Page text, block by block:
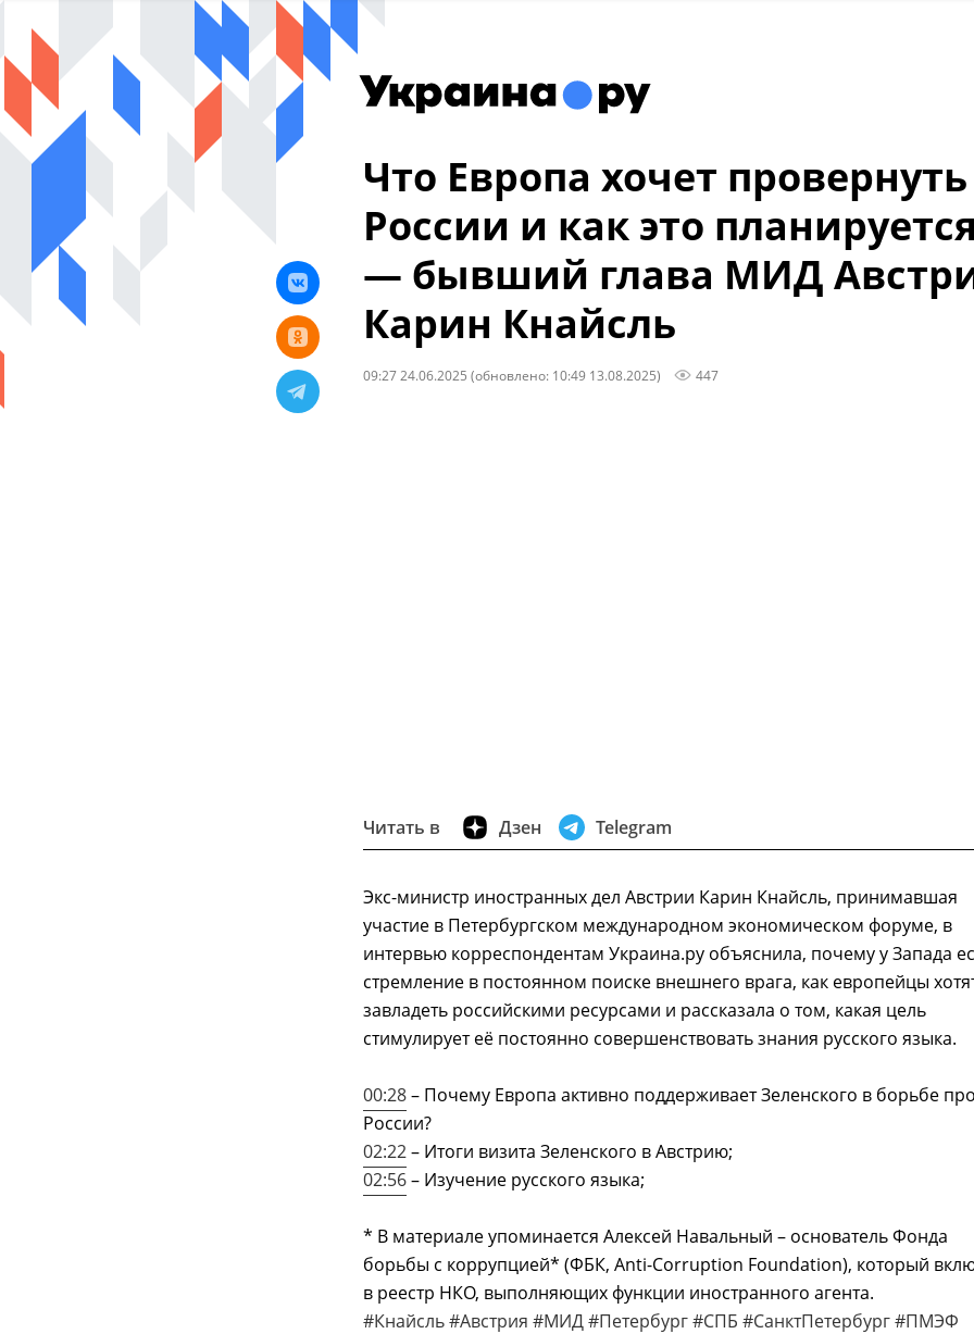
Что Европа хочет
России и как это
— бывший глава МИД
Карин Кнайсль
09:27 24.06.2025 (обновлено: 10:49 13.08.2025) 447
Читать в Дзен Telegram
Экс-министр иностранных дел Австрии Карин Кнайсль, принимавшая
участие в Петербургском международном экономическом форуме, в
интервью корреспондентам Украина.ру объяснила, почему у Запада
стремление в постоянном поиске внешнего врага, как европейцы
завладеть российскими ресурсами и рассказала о том, какая цель
стимулирует её постоянно совершенствовать знания русского языка.
00:28– Почему Европа активно поддерживает Зеленского в борьбе
России?
02:22– Итоги визита Зеленского в Австрию;
02:56– Изучение русского языка;
* В материале упоминается Алексей Навальный – основатель Фонда
борьбы с коррупцией* (ФБК, Anti-Corruption Foundation), который
в реестр НКО, выполняющих функции иностранного агента.
#Кнайсль#Австрия #МИД#Петербург#СПБ #СанктПетербург#ПМЭФ